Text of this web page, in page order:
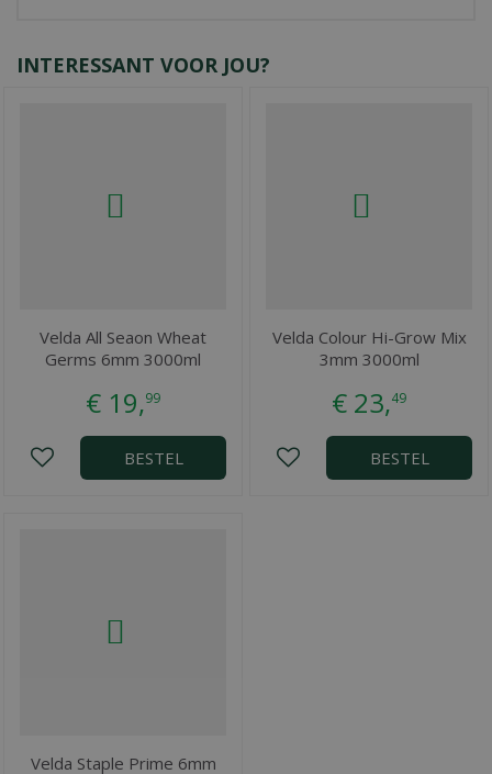
INTERESSANT VOOR JOU?
Velda All Seaon Wheat
Germs 6mm 3000ml
€ 19,99
BESTEL
Velda Colour Hi-Grow Mix
3mm 3000ml
€ 23,49
BESTEL
Velda Staple Prime 6mm